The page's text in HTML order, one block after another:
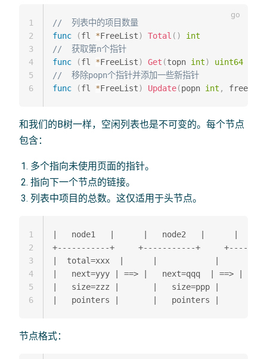
//  列表中的项目数量
func
(fl *FreeList) Total ( )
int
//  获取第n个指针
func
(fl *FreeList) Get (topn int)
uint64
//  移除popn个指针并添加一些新指针
func
(fl *FreeList) Update(popn int , freed
1
2
3
4
5
6
和我们的B树一样，空闲列表也是不可变的。每个节点
包含：
多个指向未使用页面的指针。
指向下一个节点的链接。
列表中项目的总数。这仅适用于头节点。
|   node1   |      |   node2   |      |
+-----------+     +-----------+
|  total=xxx  |      |            |      |
|   next=yyy | ==> |   next=qqq  | ==> |
|   size=zzz |       |   size=ppp |       |
1
2
3
4
5
6
节点格式：